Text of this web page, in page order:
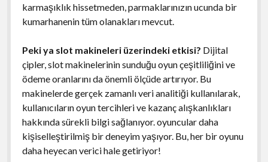
karmaşıklık hissetmeden, parmaklarınızın ucunda bir
kumarhanenin tüm olanakları mevcut.
Peki ya slot makineleri üzerindeki etkisi? Dijital
çipler, slot makinelerinin sunduğu oyun çeşitliliğini ve
ödeme oranlarını da önemli ölçüde artırıyor. Bu
makinelerde gerçek zamanlı veri analitiği kullanılarak,
kullanıcıların oyun tercihleri ve kazanç alışkanlıkları
hakkında sürekli bilgi sağlanıyor. oyuncular daha
kişiselleştirilmiş bir deneyim yaşıyor. Bu, her bir oyunu
daha heyecan verici hale getiriyor!